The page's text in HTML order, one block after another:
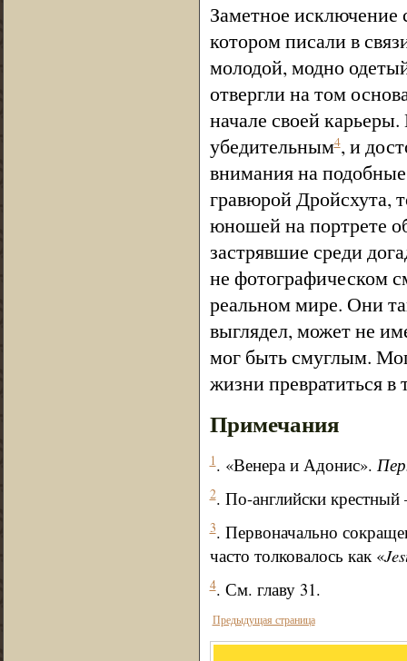
Заметное исключение
котором писали в
молодой, модно
отвергли на том
начале своей
убедительным4, и
внимания на
гравюрой Дройсхута,
юношей на портрете
застрявшие среди
не фотографическом
реальном мире. Они
выглядел, может не
мог быть смуглым.
жизни превратиться в
Примечания
1. «Венера и Адонис».
2. По-английски
3. Первоначально
часто толковалось как «
4. См. главу 31.
Предыдущая страница